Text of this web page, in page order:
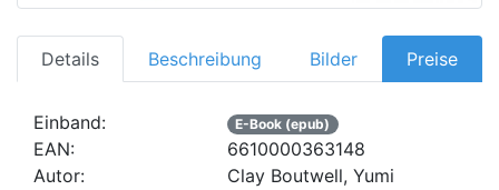
Details Beschreibung Bilder Preise
Einband: E-Book (epub)
EAN:
6610000363148
Autor:
Clay Boutwell, Yumi